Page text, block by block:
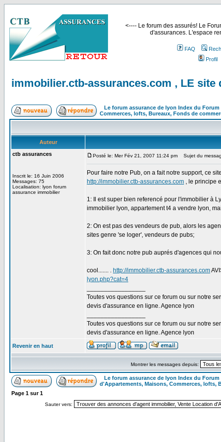
<---- Le forum des assurés! Le
d'assurances. L'espace
FAQ
Profil
immobilier.ctb-assurances.com , LE site
Le forum assurance de lyon Index du Forum
Commerces, lofts, Bureaux, Fonds de
Auteur
ctb assurances
Inscrit le: 16 Juin 2006
Messages: 75
Localisation: lyon forum
assurance immobilier
Posté le: Mer Fév 21, 2007 11:24 pm Sujet du
Pour faire notre Pub, on a fait notre support, ce
http://immobilier.ctb-assurances.com , le principe
1: Il est super bien referencé pour l'immobilier à
immobilier lyon, appartement t4 a vendre lyon,
2: On est pas des vendeurs de pub, alors les
sites genre 'se loger', vendeurs de pubs;
3: On fait donc notre pub auprés d'agences qui
cool....... . http://immobilier.ctb-assurances.com
lyon.php?cat=4
Toutes vos questions sur ce forum ou sur notre
devis d'assurance en ligne. Agence lyon
Toutes vos questions sur ce forum ou sur notre
devis d'assurance en ligne. Agence lyon
Revenir en haut
Montrer les messages depuis:
Le forum assurance de lyon Index du Forum
d'Appartements, Maisons, Commerces, lofts,
Page 1 sur1
Sauter vers: